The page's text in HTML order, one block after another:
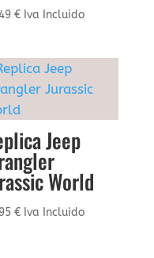
€ Iva Incluido
Jeep
World
€ Iva Incluido